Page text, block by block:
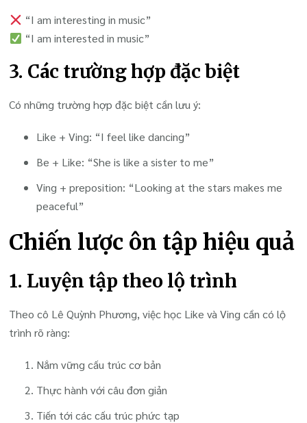
“I am interesting in music”
“I am interested in music”
3. Các trường hợp đặc biệt
Có những trường hợp đặc biệt cần lưu ý:
Like + Ving: “I feel like dancing”
Be + Like: “She is like a sister to me”
Ving + preposition: “Looking at the stars makes me
peaceful”
Chiến lược ôn tập hiệu quả
1. Luyện tập theo lộ trình
Theo cô Lê Quỳnh Phương, việc học Like và Ving cần có lộ
trình rõ ràng:
Nắm vững cấu trúc cơ bản
Thực hành với câu đơn giản
Tiến tới các cấu trúc phức tạp